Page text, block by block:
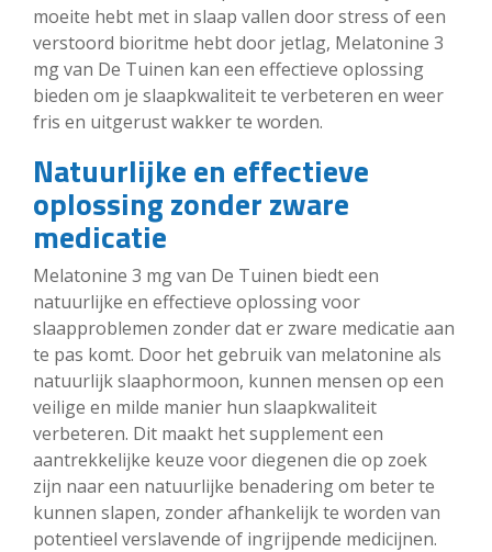
moeite hebt met in slaap vallen door stress of een
verstoord bioritme hebt door jetlag, Melatonine 3
mg van De Tuinen kan een effectieve oplossing
bieden om je slaapkwaliteit te verbeteren en weer
fris en uitgerust wakker te worden.
Natuurlijke en effectieve
oplossing zonder zware
medicatie
Melatonine 3 mg van De Tuinen biedt een
natuurlijke en effectieve oplossing voor
slaapproblemen zonder dat er zware medicatie aan
te pas komt. Door het gebruik van melatonine als
natuurlijk slaaphormoon, kunnen mensen op een
veilige en milde manier hun slaapkwaliteit
verbeteren. Dit maakt het supplement een
aantrekkelijke keuze voor diegenen die op zoek
zijn naar een natuurlijke benadering om beter te
kunnen slapen, zonder afhankelijk te worden van
potentieel verslavende of ingrijpende medicijnen.